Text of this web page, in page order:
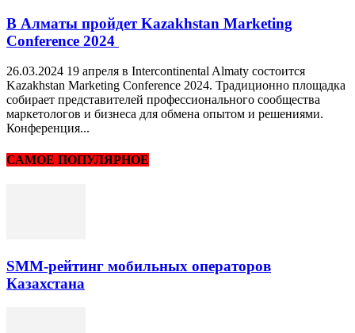
В Алматы пройдет Kazakhstan Marketing
Conference 2024
26.03.2024 19 апреля в Intercontinental Almaty состоится
Kazakhstan Marketing Conference 2024. Традиционно площадка
собирает представителей профессионального сообщества
маркетологов и бизнеса для обмена опытом и решениями.
Конференция...
САМОЕ ПОПУЛЯРНОЕ
SMM-рейтинг мобильных операторов
Казахстана